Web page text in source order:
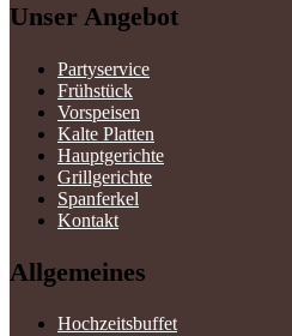
Unser Angebot
Partyservice
Frühstück
Vorspeisen
Kalte Platten
Hauptgerichte
Grillgerichte
Spanferkel
Kontakt
Allgemeines
Hochzeitsbuffet